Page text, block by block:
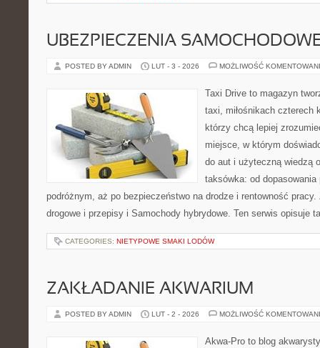
UBEZPIECZENIA
POSTED BY ADMIN LUT - 3 - 2026 MOŻLIWOŚĆ
Taxi Drive to magazyn
taxi, miłośnikach czterech
którzy chcą lepiej
miejsce, w którym
do aut i użyteczną wiedzą
taksówka: od
podróżnym, aż po bezpieczeństwo na drodze i rentowność
drogowe i przepisy i Samochody hybrydowe. Ten serwis opisuje
CATEGORIES: NIETYPOWE SMAKI LODÓW
ZAKŁADANIE AKWARIUM
POSTED BY ADMIN LUT - 2 - 2026 MOŻLIWOŚĆ
Akwa-Pro to blog